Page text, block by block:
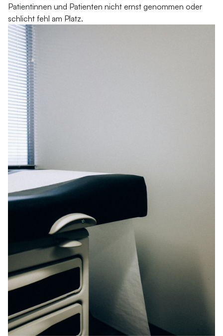
Patientinnen und Patienten nicht ernst genommen oder
schlicht fehl am Platz.